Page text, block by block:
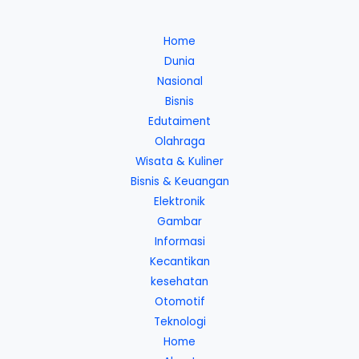
Home
Dunia
Nasional
Bisnis
Edutaiment
Olahraga
Wisata & Kuliner
Bisnis & Keuangan
Elektronik
Gambar
Informasi
Kecantikan
kesehatan
Otomotif
Teknologi
Home